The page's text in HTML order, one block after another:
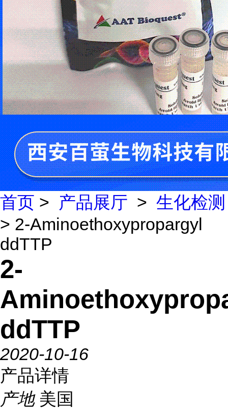
首页 > 产品展厅 > 生化检测
> 2-Aminoethoxypropargyl
ddTTP
2-
ddTTP
2020-10-16
产品详情
产地 美国